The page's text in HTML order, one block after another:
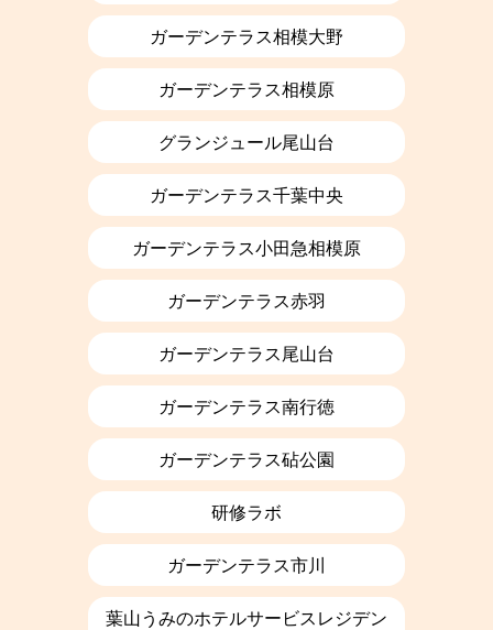
ガーデンテラス相模大野
ガーデンテラス相模原
グランジュール尾山台
ガーデンテラス千葉中央
ガーデンテラス小田急相模原
ガーデンテラス赤羽
ガーデンテラス尾山台
ガーデンテラス南行徳
ガーデンテラス砧公園
研修ラボ
ガーデンテラス市川
葉山うみのホテルサービスレジデン